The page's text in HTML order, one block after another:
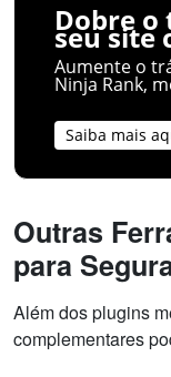
Dobre o
seu site
Aumente o
Ninja Rank,
Saiba mais
Outras
para
Além dos plugins
complementares